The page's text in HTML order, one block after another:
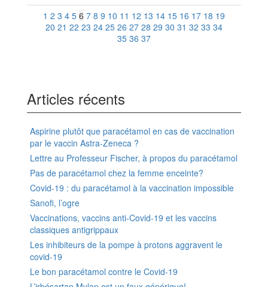
1 2 3 4 5 6 7 8 9 10 11 12 13 14 15 16 17 18 19
20 21 22 23 24 25 26 27 28 29 30 31 32 33 34
35 36 37
Articles récents
Aspirine plutôt que paracétamol en cas de vaccination
par le vaccin Astra-Zeneca ?
Lettre au Professeur Fischer, à propos du paracétamol
Pas de paracétamol chez la femme enceinte?
Covid-19 : du paracétamol à la vaccination impossible
Sanofi, l’ogre
Vaccinations, vaccins anti-Covid-19 et les vaccins
classiques antigrippaux
Les inhibiteurs de la pompe à protons aggravent le
covid-19
Le bon paracétamol contre le Covid-19